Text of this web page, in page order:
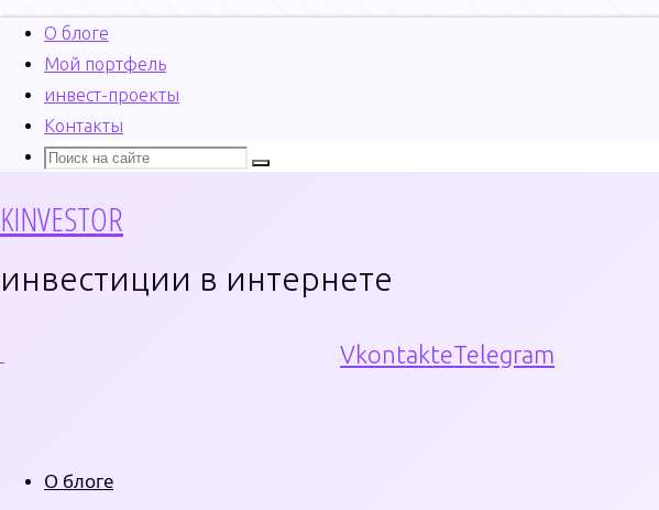
Перейти
О блоге
Мой портфель
инвест-проекты
Контакты
Поиск
Что
Поиск
KINVESTOR
инвестиции в интернете
VkontakteTelegram
О блоге